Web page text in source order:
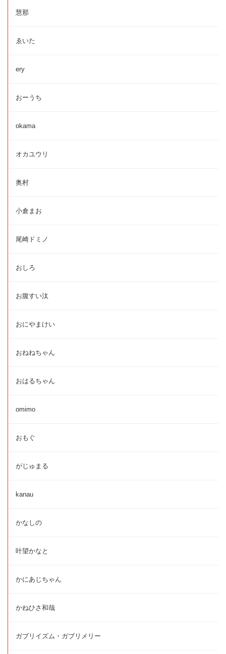
慧那
ゑいた
ery
おーうち
okama
オカユウリ
奥村
小倉まお
尾崎ドミノ
おしろ
お腹すい汰
おにやまけい
おねねちゃん
おはるちゃん
omimo
おもぐ
がじゅまる
kanau
かなしの
叶望かなと
かにあじちゃん
かねひさ和哉
ガブリイズム・ガブリメリー